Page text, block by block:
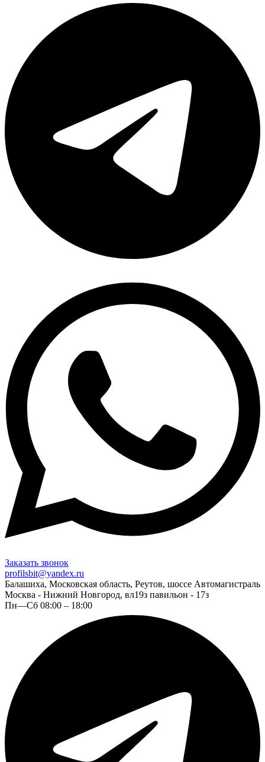
Заказать звонок
profilsbit@yandex.ru
Балашиха, Московская область, Реутов, шоссе Автомагистраль
Москва - Нижний Новгород, вл19з павильон - 17з
Пн—Сб 08:00 – 18:00